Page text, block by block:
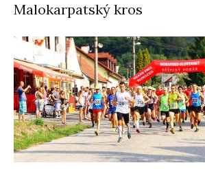
Malokarpatský kros